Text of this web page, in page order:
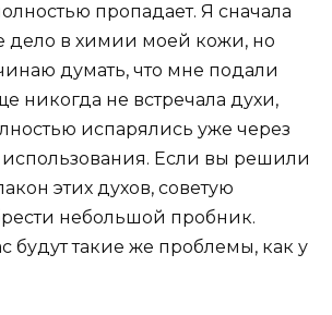
пропадает. Я сначала
дело в химии моей кожи, но
думать, что мне подали
никогда не встречала духи,
испарялись уже через
использования. Если вы решили
этих духов, советую
небольшой пробник.
будут такие же проблемы, как у